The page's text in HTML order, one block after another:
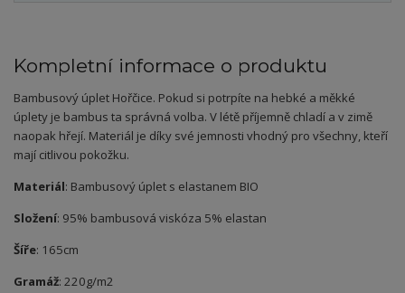
Kompletní informace o produktu
Bambusový úplet Hořčice. Pokud si potrpíte na hebké a měkké
úplety je bambus ta správná volba. V létě příjemně chladí a v zimě
naopak hřejí. Materiál je díky své jemnosti vhodný pro všechny, kteří
mají citlivou pokožku.
Materiál: Bambusový úplet s elastanem BIO
Složení: 95% bambusová viskóza 5% elastan
Šíře: 165cm
Gramáž: 220g/m2